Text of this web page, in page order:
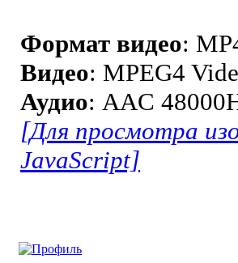
Формат видео:
Видео: MPEG4
Аудио: AAC
[Для просмотра
JavaScript]